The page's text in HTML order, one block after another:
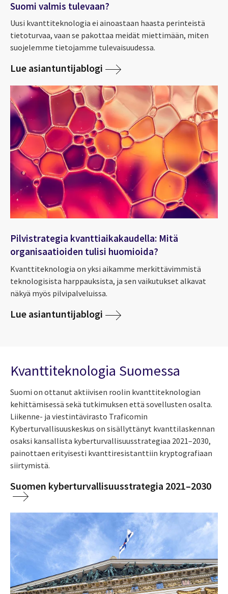
Suomi valmis tulevaan?
Uusi kvanttiteknologia ei ainoastaan haasta perinteistä
tietoturvaa, vaan se pakottaa meidät miettimään, miten
suojelemme tietojamme tulevaisuudessa.
Lue asiantuntijablogi
Pilvistrategia kvanttiaikakaudella: Mitä
organisaatioiden tulisi huomioida?
Kvanttiteknologia on yksi aikamme merkittävimmistä
teknologisista harppauksista, ja sen vaikutukset alkavat
näkyä myös pilvipalveluissa.
Lue asiantuntijablogi
Kvanttiteknologia Suomessa
Suomi on ottanut aktiivisen roolin kvanttiteknologian
kehittämisessä sekä tutkimuksen että sovellusten osalta.
Liikenne- ja viestintävirasto Traficomin
Kyberturvallisuuskeskus on sisällyttänyt kvanttilaskennan
osaksi kansallista kyberturvallisuusstrategiaa 2021–2030,
painottaen erityisesti kvanttiresistanttiin kryptografiaan
siirtymistä.
Suomen kyberturvallisuusstrategia 2021–2030